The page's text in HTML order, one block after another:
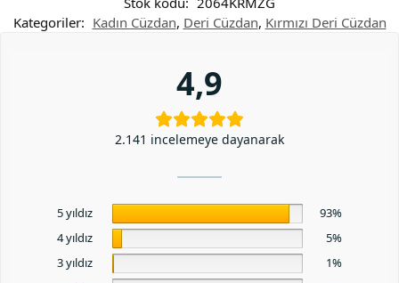
Kategoriler: Kadın Cüzdan, Deri Cüzdan, Kırmızı Deri Cüzdan
4,9
2.141 incelemeye dayanarak
5 yıldız
93%
4 yıldız
5%
3 yıldız
1%